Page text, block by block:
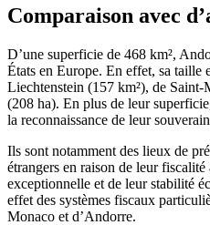
Comparaison avec
D’une superficie de 468 km²,
États en Europe. En effet, sa taille
Liechtenstein (157 km²), de
(208 ha). En plus de leur
la reconnaissance de leur
Ils sont notamment des lieux de
étrangers en raison de leur
exceptionnelle et de leur stabilité
effet des systèmes fiscaux
Monaco et d’Andorre.